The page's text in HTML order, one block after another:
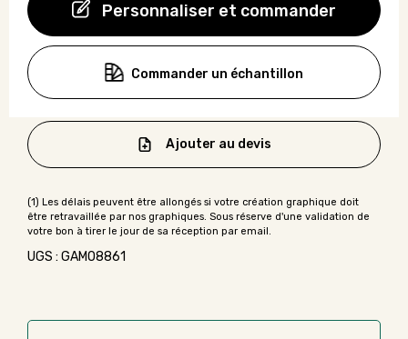
Personnaliser et commander
Commander un échantillon
Ajouter au devis
UGS : GAMO8861